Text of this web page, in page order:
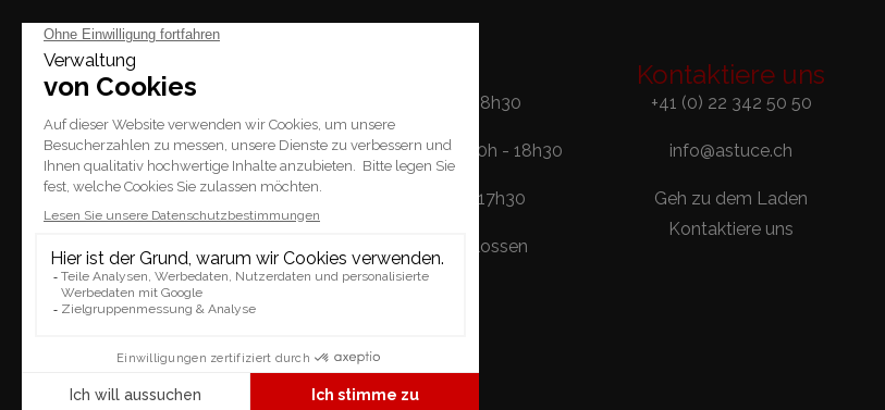
Place du Tempel 2.
1227 Carouge
Montag: 14h - 18h30
Dienstag / Freitag: 10h - 18h30
Samstag: 10h - 17h30
Sonntag: geschlossen
Kontaktiere uns
+41 (0) 22 342 50 50
info@astuce.ch
Geh zu dem Laden
Kontaktiere uns